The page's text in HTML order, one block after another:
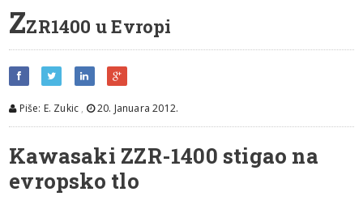
ZZR1400 u Evropi
Piše: E. Zukic , 20. Januara 2012.
Kawasaki ZZR-1400 stigao na
evropsko tlo